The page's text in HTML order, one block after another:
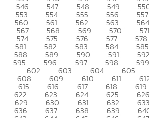
546 547 548 549
553 554 555 556 557
560 561 562 563 564
567 568 569 570 571
574 575 576 577 578
581 582 583 584 585
588 589 590 591 592
595 596 597 598 599
602 603 604 605
608 609 610 611
615 616 617 618 619
622 623 624 625 626
629 630 631 632 633
636 637 638 639